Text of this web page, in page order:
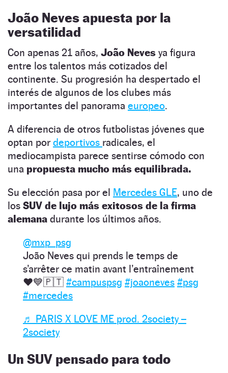
João Neves apuesta por la
versatilidad
Con apenas 21 años, João Neves ya figura
entre los talentos más cotizados del
continente. Su progresión ha despertado el
interés de algunos de los clubes más
importantes del panorama europeo.
A diferencia de otros futbolistas jóvenes que
optan por deportivos radicales, el
mediocampista parece sentirse cómodo con
una propuesta mucho más equilibrada.
Su elección pasa por el Mercedes GLE, uno de
los SUV de lujo más exitosos de la firma
alemana durante los últimos años.
@mxp_psg
João Neves qui prends le temps de
s’arrêter ce matin avant l’entraînement
❤️💙🇵🇹 #campuspsg #joaoneves #psg
#mercedes
♬ PARIS X LOVE ME prod. 2society –
2society
Un SUV pensado para todo